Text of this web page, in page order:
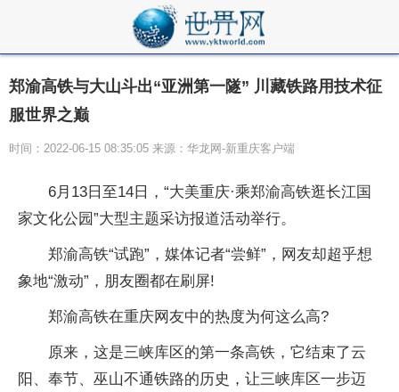
郑渝高铁与大山斗出“亚洲第一隧” 川藏铁路用技术征
服世界之巅
时间：2022-06-15 08:35:05 来源：华龙网-新重庆客户端
6月13日至14日，“大美重庆·乘郑渝高铁逛长江国
家文化公园”大型主题采访报道活动举行。
郑渝高铁“试跑”，媒体记者“尝鲜”，网友却超乎想
象地“激动”，朋友圈都在刷屏!
郑渝高铁在重庆网友中的热度为何这么高?
原来，这是三峡库区的第一条高铁，它结束了云
阳、奉节、巫山不通铁路的历史，让三峡库区一步迈